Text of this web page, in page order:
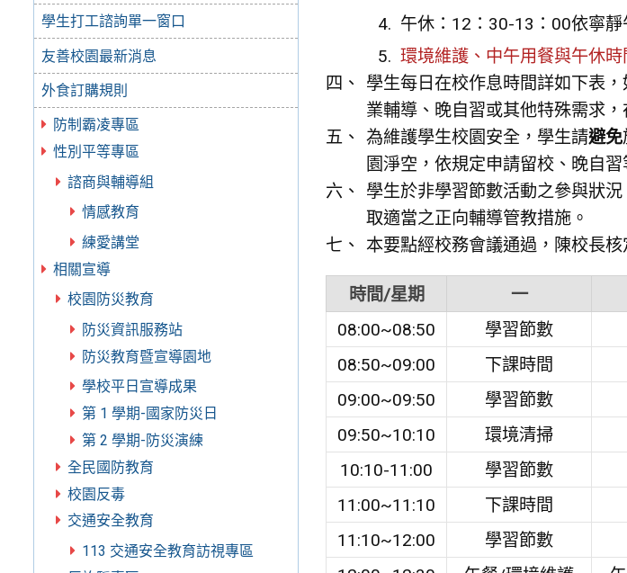
學生打工諮詢單一窗口
友善校園最新消息
外食訂購規則
防制霸凌專區
性別平等專區
諮商與輔導組
情感教育
練愛講堂
相關宣導
校園防災教育
防災資訊服務站
防災教育暨宣導園地
學校平日宣導成果
第 1 學期-國家防災日
第 2 學期-防災演練
全民國防教育
校園反毒
交通安全教育
113 交通安全教育訪視專區
午休：12：30-13：00依寧
環境維護、中午用餐與午休
學生每日在校作息時間詳如下表
業輔導、晚自習或其他特殊需求
為維護學生校園安全，學生請避免
園淨空，依規定申請留校、晚自
學生於非學習節數活動之參與狀
取適當之正向輔導管教措施。
本要點經校務會議通過，陳校長
時間/星期 一
08:00~08:50
學習節數
08:50~09:00
下課時間
09:00~09:50
學習節數
09:50~10:10
環境清掃
10:10-11:00
學習節數
11:00~11:10
下課時間
11:10~12:00
學習節數